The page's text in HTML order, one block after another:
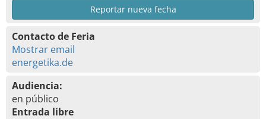
Reportar nueva fecha
Contacto de Feria
Mostrar email
energetika.de
Audiencia:
en público
Entrada libre